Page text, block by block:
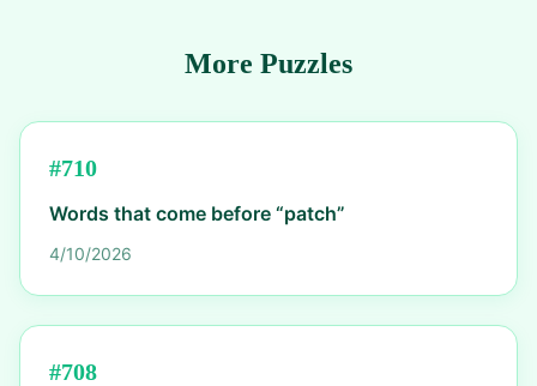
More Puzzles
#710
Words that come before “patch”
4/10/2026
#708